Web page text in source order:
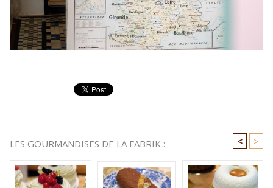
LES GOURMANDISES DE LA FABRIK : < >